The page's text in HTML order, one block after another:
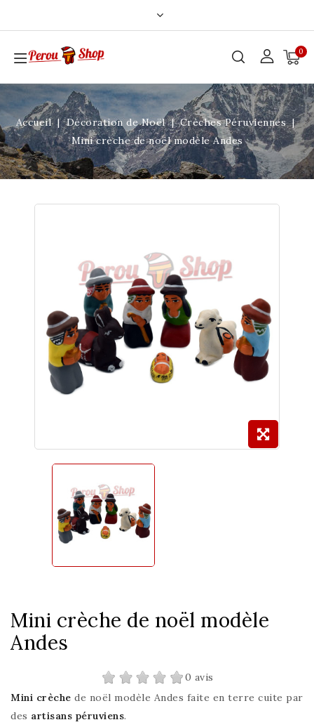
0
Accueil Décoration de Noël
Crèches Péruviennes
Mini crèche de noël modèle Andes
Mini crèche de noël modèle
Andes
0 avis
Mini crèche de noël modèle Andes faite en terre cuite par
des artisans péruviens.